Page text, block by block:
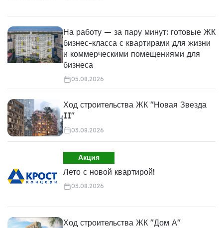
На работу — за пару минут: готовые ЖК
бизнес-класса с квартирами для жизни
и коммерческими помещениями для
бизнеса
05.08.2026
Ход строительства ЖК "Новая Звезда
II"
03.08.2026
Акция
Лето с новой квартирой!
03.08.2026
Ход строительства ЖК "Дом А"